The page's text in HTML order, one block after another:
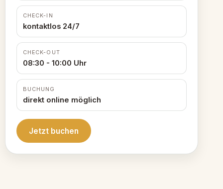
CHECK-IN
kontaktlos 24/7
CHECK-OUT
08:30 - 10:00 Uhr
BUCHUNG
direkt online möglich
Jetzt buchen